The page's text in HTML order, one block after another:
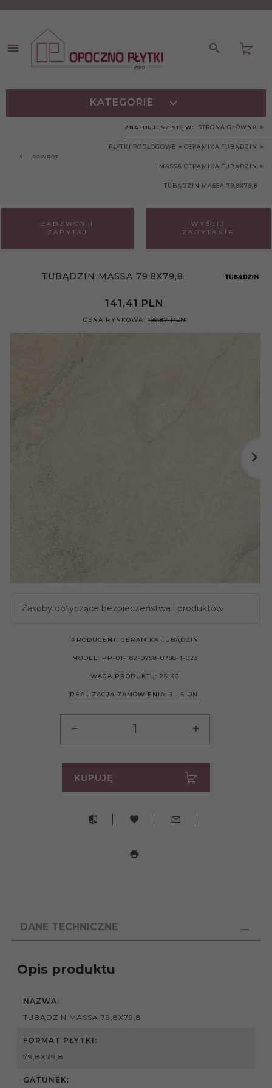
KATEGORIE
POWRÓT
ZNAJDUJESZ SIĘ W: STRONA GŁÓWNA
PŁYTKI PODŁOGOWE CERAMIKA TUBĄDZIN
MASSA CERAMIKA TUBĄDZIN
TUBĄDZIN MASSA 79,8X79,8
ZADZWOŃ I
ZAPYTAJ
WYŚLIJ
ZAPYTANIE
TUBĄDZIN MASSA 79,8X79,8
141,41 PLN
CENA RYNKOWA:199.87 PLN
Zasoby dotyczące bezpieczeństwa i produktów
PRODUCENT:CERAMIKA TUBĄDZIN
MODEL: PP-01-182-0798-0798-1-023
WAGA PRODUKTU: 25 KG
REALIZACJA ZAMÓWIENIA: 3 - 5 DNI
KUPUJĘ
DANE TECHNICZNE
Opis produktu
NAZWA:
TUBĄDZIN MASSA 79,8X79,8
FORMAT PŁYTKI:
79,8X79,8
GATUNEK: